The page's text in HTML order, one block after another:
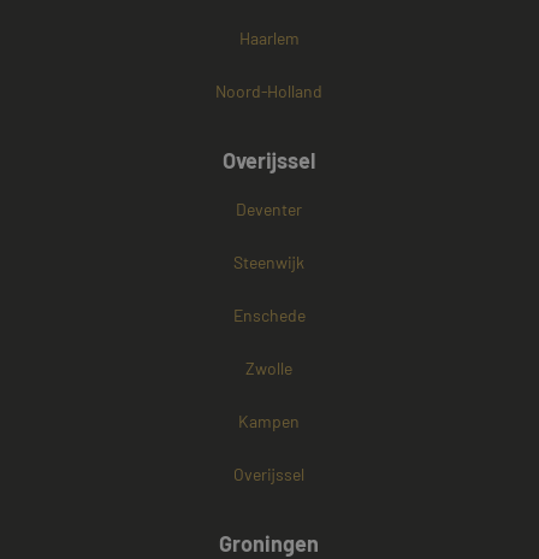
Haarlem
Noord-Holland
Overijssel
Deventer
Steenwijk
Enschede
Zwolle
Kampen
Overijssel
Groningen